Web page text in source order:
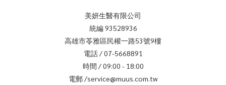
美妍生醫有限公司
統編 93528936
高雄市苓雅區民權一路53號9樓
電話 / 07-5668891
時間 / 09:00 - 18:00
電郵 /service@muus.com.tw